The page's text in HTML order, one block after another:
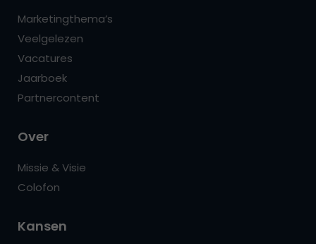
Marketingthema’s
Veelgelezen
Vacatures
Jaarboek
Partnercontent
Over
Missie & Visie
Colofon
Kansen